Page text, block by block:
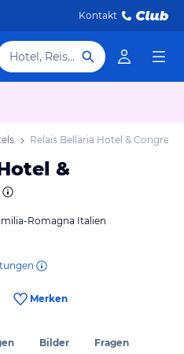
Kontakt
Hotel, Reiseziel
Relais Bellaria Hotel & Congressi
&
Romagna Italien
Merken
Bilder Fragen